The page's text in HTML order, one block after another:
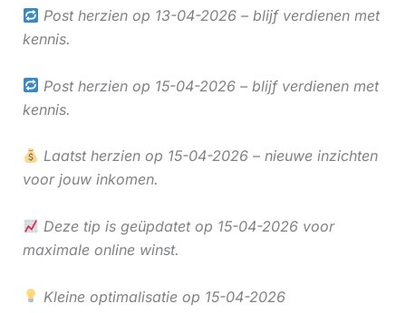
Post herzien op 13-04-2026 – blijf verdienen met
kennis.
Post herzien op 15-04-2026 – blijf verdienen met
kennis.
Laatst herzien op 15-04-2026 – nieuwe inzichten
voor jouw inkomen.
Deze tip is geüpdatet op 15-04-2026 voor
maximale online winst.
Kleine optimalisatie op 15-04-2026